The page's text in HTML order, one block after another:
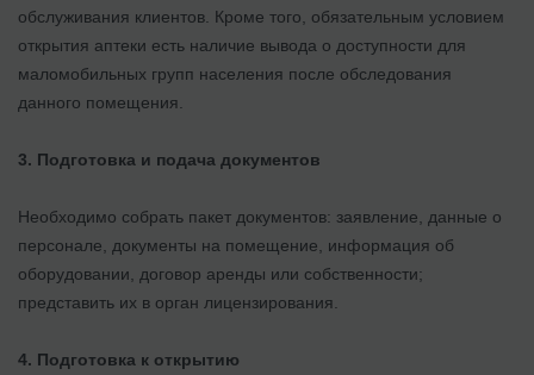
обслуживания клиентов. Кроме того, обязательным условием
открытия аптеки есть наличие вывода о доступности для
маломобильных групп населения после обследования
данного помещения.
3. Подготовка и подача документов
Необходимо собрать пакет документов: заявление, данные о
персонале, документы на помещение, информация об
оборудовании, договор аренды или собственности;
представить их в орган лицензирования.
4. Подготовка к открытию